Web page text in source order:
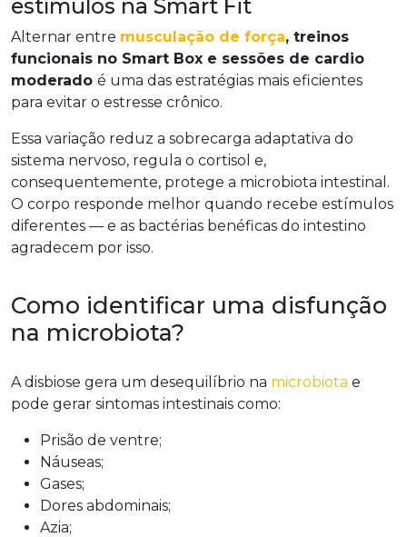
estímulos na Smart Fit
Alternar entre musculação de força, treinos
funcionais no Smart Box e sessões de cardio
moderado é uma das estratégias mais eficientes
para evitar o estresse crônico.
Essa variação reduz a sobrecarga adaptativa do
sistema nervoso, regula o cortisol e,
consequentemente, protege a microbiota intestinal.
O corpo responde melhor quando recebe estímulos
diferentes — e as bactérias benéficas do intestino
agradecem por isso.
Como identificar uma disfunção
na microbiota?
A disbiose gera um desequilíbrio na microbiota e
pode gerar sintomas intestinais como:
Prisão de ventre;
Náuseas;
Gases;
Dores abdominais;
Azia;